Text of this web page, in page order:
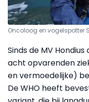
Oncoloog en vogelspotter
Sinds de MV
acht opvarenden
en vermoedelijke)
De WHO heeft